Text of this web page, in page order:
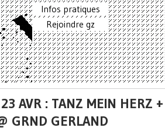
Infos pratiques
Rejoindre gz
AVR : TANZ MEIN HERZ
GRND GERLAND